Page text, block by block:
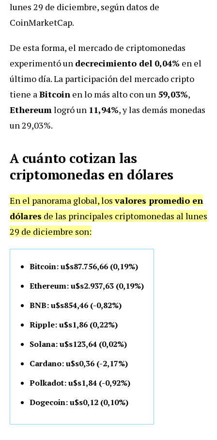
lunes 29 de diciembre, según datos de
CoinMarketCap.
De esta forma, el mercado de criptomonedas
experimentó un decrecimiento del 0,04% en el
último día. La participación del mercado cripto
tiene aBitcoin en lo más alto con un 59,03%,
Ethereumlogró un 11,94%, y las demás monedas
un 29,03%.
A cuánto cotizan las
criptomonedas en dólares
En el panorama global, losvalores promedio en
dólares de las principales criptomonedas al lunes
29 de diciembre son:
Bitcoin: u$s87.756,66 (0,19%)
Ethereum: u$s2.937,63 (0,19%)
BNB: u$s854,46 (-0,82%)
Ripple: u$s1,86 (0,22%)
Solana: u$s123,64 (0,02%)
Cardano: u$s0,36 (-2,17%)
Polkadot: u$s1,84 (-0,92%)
Dogecoin: u$s0,12 (0,10%)